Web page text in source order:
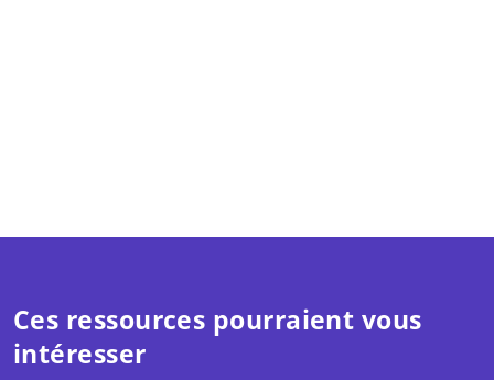
Ces ressources pourraient vous
intéresser